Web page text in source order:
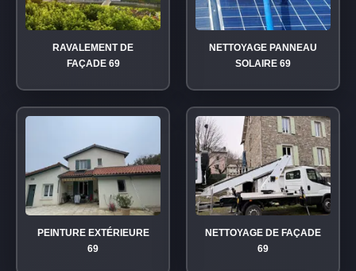
RAVALEMENT DE
FAÇADE 69
NETTOYAGE PANNEAU
SOLAIRE 69
PEINTURE EXTÉRIEURE
69
NETTOYAGE DE FAÇADE
69